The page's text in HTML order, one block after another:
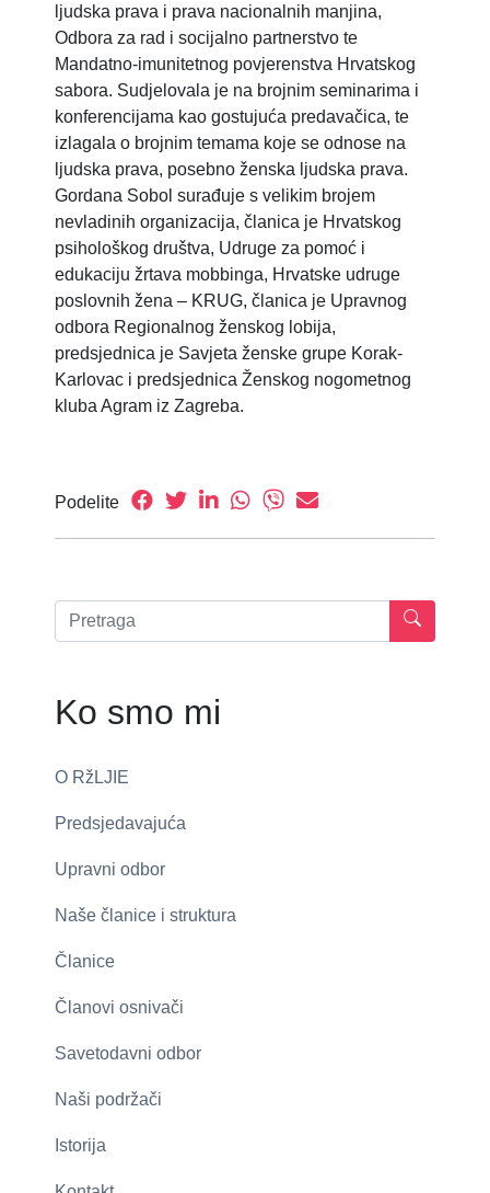
ljudska prava i prava nacionalnih manjina,
Odbora za rad i socijalno partnerstvo te
Mandatno-imunitetnog povjerenstva Hrvatskog
sabora. Sudjelovala je na brojnim seminarima i
konferencijama kao gostujuća predavačica, te
izlagala o brojnim temama koje se odnose na
ljudska prava, posebno ženska ljudska prava.
Gordana Sobol surađuje s velikim brojem
nevladinih organizacija, članica je Hrvatskog
psihološkog društva, Udruge za pomoć i
edukaciju žrtava mobbinga, Hrvatske udruge
poslovnih žena – KRUG, članica je Upravnog
odbora Regionalnog ženskog lobija,
predsjednica je Savjeta ženske grupe Korak-
Karlovac i predsjednica Ženskog nogometnog
kluba Agram iz Zagreba.
Podelite
Ko smo mi
O RžLJIE
Predsjedavajuća
Upravni odbor
Naše članice i struktura
Članice
Članovi osnivači
Savetodavni odbor
Naši podržači
Istorija